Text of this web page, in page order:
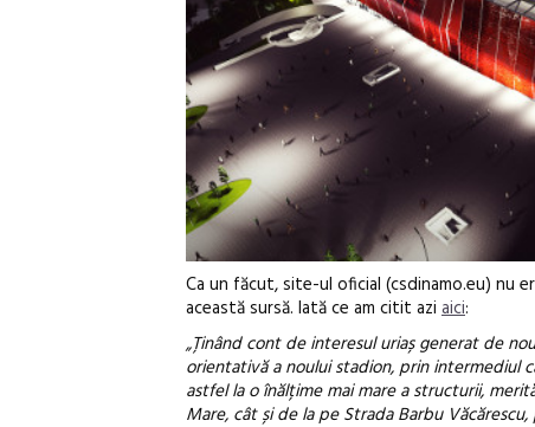
Ca un făcut, site-ul oficial (csdinamo.eu) nu
această sursă. Iată ce am citit azi aici:
„Ținând cont de interesul uriaș generat de
orientativă a noului stadion, prin intermediul
astfel la o înălțime mai mare a structurii,
Mare, cât și de la pe Strada Barbu